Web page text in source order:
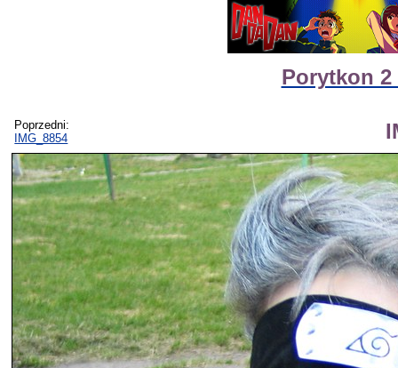
Porytkon
Poprzedni:
IMG_8854